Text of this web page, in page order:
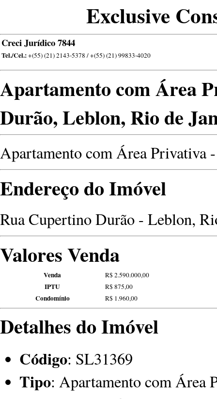
Exclusive
Creci Jurídico 7844
Tel./Cel.:+(55) (21) 2143-5378 / +(55) (21) 99833-4020
Apartamento com Área
Durão, Leblon, Rio de
Apartamento com Área Privativa
Endereço do Imóvel
Rua Cupertino Durão - Leblon,
Valores Venda
Venda R$ 2.590.000,00
IPTU R$ 875,00
Condomínio R$ 1.960,00
Detalhes do Imóvel
Código: SL31369
Tipo: Apartamento com Área